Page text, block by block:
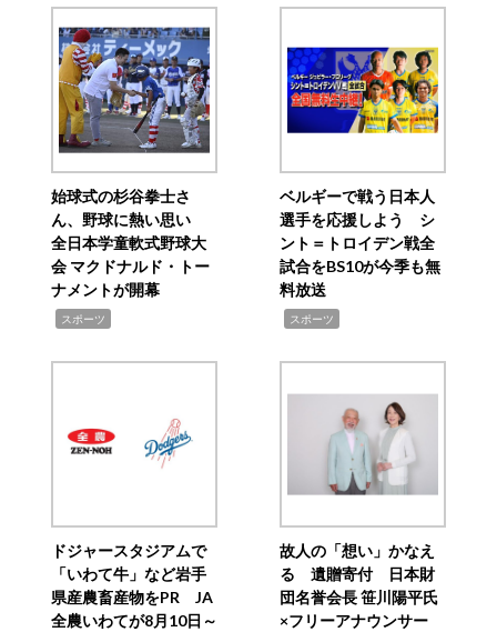
始球式の杉谷拳士さ
ん、野球に熱い思い
全日本学童軟式野球大
会 マクドナルド・トー
ナメントが開幕
スポーツ
ベルギーで戦う日本人
選手を応援しよう シ
ント＝トロイデン戦全
試合をBS10が今季も無
料放送
スポーツ
ドジャースタジアムで
「いわて牛」など岩手
県産農畜産物をPR JA
全農いわてが8月10日～
故人の「想い」かなえ
る 遺贈寄付 日本財
団名誉会長 笹川陽平氏
×フリーアナウンサー